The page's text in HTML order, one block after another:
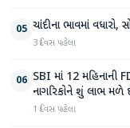
05 ચાંદીના ભાવમાં
3 દિવસ પહેલા
06 SBI માં 12 મહિનાની
નાગરિકોને શું લાભ મળે
1 દિવસ પહેલા